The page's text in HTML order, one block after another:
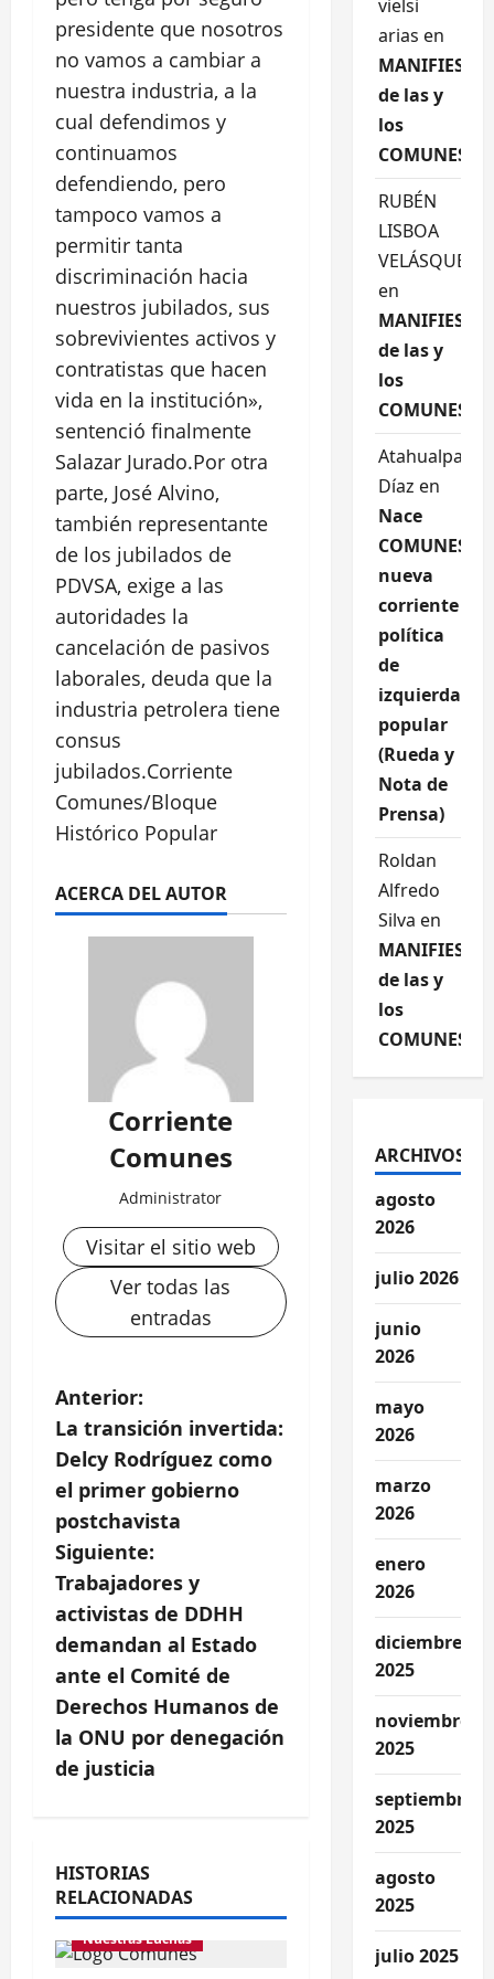
presidente que nosotros
no vamos a cambiar a
nuestra industria, a la
cual defendimos y
continuamos
defendiendo, pero
tampoco vamos a
permitir tanta
discriminación hacia
nuestros jubilados, sus
sobrevivientes activos y
contratistas que hacen
vida en la institución»,
sentenció finalmente
Salazar Jurado.Por otra
parte, José Alvino,
también representante
de los jubilados de
PDVSA, exige a las
autoridades la
cancelación de pasivos
laborales, deuda que la
industria petrolera tiene
consus
jubilados.Corriente
Comunes/Bloque
Histórico Popular
ACERCA DEL AUTOR
Corriente
Comunes
Administrator
Visitar el sitio web
Ver todas las
entradas
N
a
v
e
g
a
c
i
ó
d
e
e
Anterior:
La transición invertida:
Delcy Rodríguez como
el primer gobierno
postchavista
Siguiente:
Trabajadores y
activistas de DDHH
demandan al Estado
ante el Comité de
Derechos Humanos de
la ONU por denegación
de justicia
HISTORIAS
RELACIONADAS
Nuestras Luchas
vielsi
arias en
MANIFIESTO
de las y
los
COMUNES
RUBÉN
LISBOA
VELÁSQUEZ
en
MANIFIESTO
de las y
los
COMUNES
Atahualpa
Díaz en
Nace
COMUNES,
nueva
corriente
política
de
izquierda
popular
(Rueda y
Nota de
Prensa)
Roldan
Alfredo
Silva en
MANIFIESTO
de las y
los
COMUNES
ARCHIVOS
agosto
2026
julio 2026
junio
2026
mayo
2026
marzo
2026
enero
2026
diciembre
2025
noviembre
2025
septiembre
2025
agosto
2025
julio 2025